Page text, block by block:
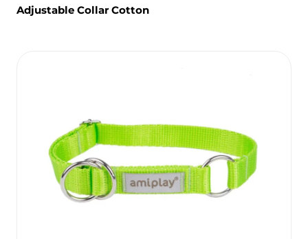
Adjustable Collar Cotton